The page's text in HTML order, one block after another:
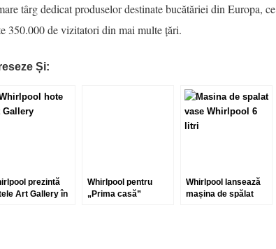
târg dedicat produselor destinate bucătăriei din Europa, ce
350.000 de vizitatori din mai multe țări.
Și:
prezintă
Art Gallery în
Whirlpool pentru
„Prima casă”
Whirlpool lansează
mașina de spălat